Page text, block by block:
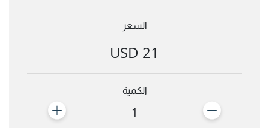
السعر
21 USD
الكمية
1